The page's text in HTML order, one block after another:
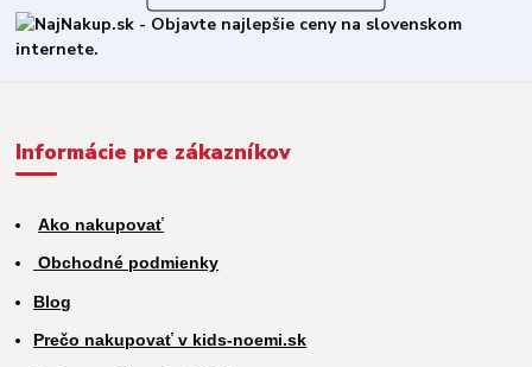
Informácie pre zákazníkov
Ako nakupovať
Obchodné podmienky
Blog
Prečo nakupovať v kids-noemi.sk